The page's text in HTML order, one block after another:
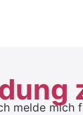
melde mich